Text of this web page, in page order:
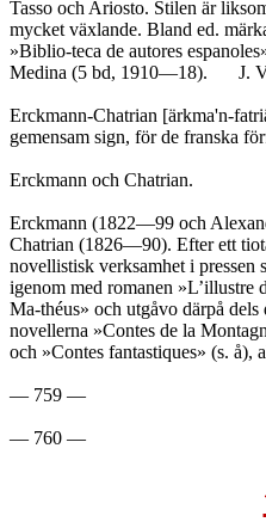
Tasso och Ariosto. Stilen är
mycket växlande. Bland ed.
»Biblio-teca de autores
Medina (5 bd, 1910—18).	J. V.
Erckmann-Chatrian [ärkma'n-
gemensam sign, för de franska
Erckmann och Chatrian.
Erckmann (1822—99 och
Chatrian (1826—90). Efter ett
novellistisk verksamhet i pressen
igenom med romanen »L’illustre
Ma-théus» och utgåvo därpå dels
novellerna »Contes de la
och »Contes fantastiques» (s. å),
— 759 —